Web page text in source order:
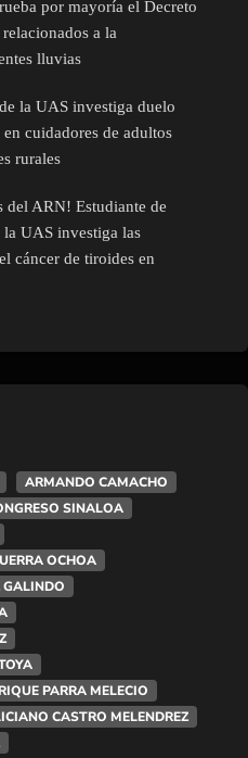
por mayoría el Decreto
a la
lluvias
la UAS investiga duelo
cuidadores de adultos
rurales
del ARN! Estudiante de
UAS investiga las
cáncer de tiroides en
ARMANDO CAMACHO
SINALOA
OCHOA
GALINDO
PARRA MELECIO
CASTRO MELENDREZ